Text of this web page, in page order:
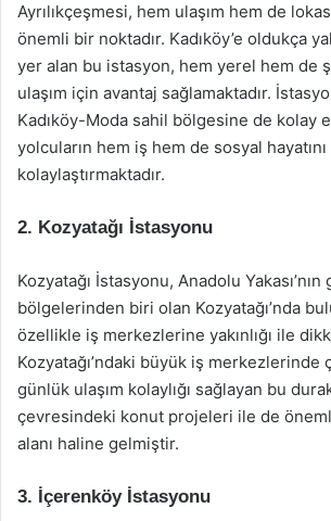
Ayrılıkçeşmesi, hem ulaşım hem de
önemli bir noktadır. Kadıköy’e oldukça
yer alan bu istasyon, hem yerel hem de
ulaşım için avantaj sağlamaktadır.
Kadıköy-Moda sahil bölgesine de kolay
yolcuların hem iş hem de sosyal hayatını
kolaylaştırmaktadır.
2. Kozyatağı İstasyonu
Kozyatağı İstasyonu, Anadolu Yakası’nın
bölgelerinden biri olan Kozyatağı’nda
özellikle iş merkezlerine yakınlığı ile
Kozyatağı’ndaki büyük iş merkezlerinde
günlük ulaşım kolaylığı sağlayan bu
çevresindeki konut projeleri ile de
alanı haline gelmiştir.
3. İçerenköy İstasyonu